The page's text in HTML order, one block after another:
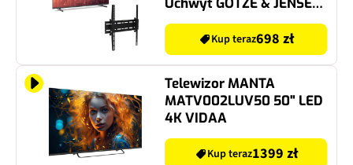
Uchwyt GOTZE & JENSEN
do TV 32-55 cali TM3540T
uchylny regulowany w
pionie Czarny
Kup teraz698 zł
Telewizor MANTA
MATV002LUV50 50" LED
4K VIDAA
Kup teraz1399 zł